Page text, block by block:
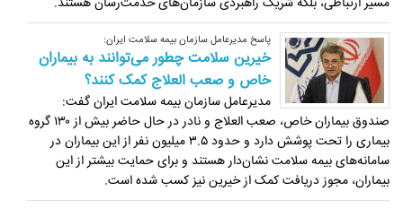
پاسخ مدیرعامل سازمان بیمه سلامت ایران:
خیرین سلامت چطور می‌توانند به بیماران
خاص و صعب العلاج کمک کنند؟
مدیرعامل سازمان بیمه سلامت ایران گفت:
صندوق بیماران خاص، صعب العلاج و نادر در حال حاضر بیش از ۱۳۰ گروه
بیماری را تحت پوشش دارد و حدود ۳.۵ میلیون نفر از این بیماران در
سامانه‌های بیمه سلامت نشان‌دار هستند و برای حمایت بیشتر از این
بیماران، مجوز دریافت کمک از خیرین نیز کسب شده است.